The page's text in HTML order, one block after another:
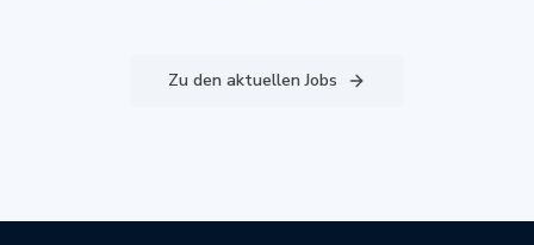
Zu den aktuellen Jobs